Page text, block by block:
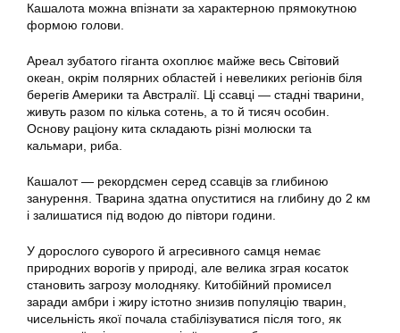
Кашалота можна впізнати за характерною прямокутною
формою голови.
Ареал зубатого гіганта охоплює майже весь Світовий
океан, окрім полярних областей і невеликих регіонів біля
берегів Америки та Австралії. Ці ссавці — стадні тварини,
живуть разом по кілька сотень, а то й тисяч особин.
Основу раціону кита складають різні молюски та
кальмари, риба.
Кашалот — рекордсмен серед ссавців за глибиною
занурення. Тварина здатна опуститися на глибину до 2 км
і залишатися під водою до півтори години.
У дорослого суворого й агресивного самця немає
природних ворогів у природі, але велика зграя косаток
становить загрозу молодняку. Китобійний промисел
заради амбри і жиру істотно знизив популяцію тварин,
чисельність якої почала стабілізуватися після того, як